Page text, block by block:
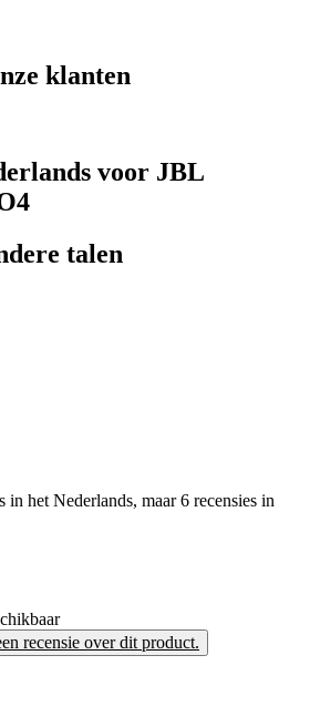
klanten
voor JBL
talen
in het Nederlands, maar 6 recensies in
recensie over dit product.